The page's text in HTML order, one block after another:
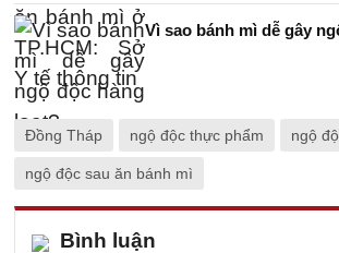
Vì sao bánh mì dễ gây
Đồng Tháp ngộ độc thực phẩm ngộ
ngộ độc sau ăn bánh mì
Bình luận